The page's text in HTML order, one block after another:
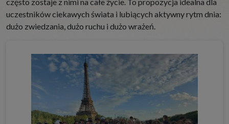
uczestników ciekawych świata i lubiących aktywny rytm dnia:
dużo zwiedzania, dużo ruchu i dużo wrażeń.